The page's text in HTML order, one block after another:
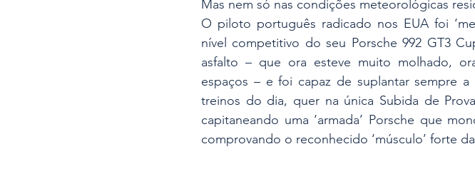
Mas nem só nas condições meteorológicas
O piloto português radicado nos EUA foi
nível competitivo do seu Porsche 992 GT3
asfalto – que ora esteve muito molhado,
espaços – e foi capaz de suplantar sempre
treinos do dia, quer na única Subida de
capitaneando uma ‘armada’ Porsche que
comprovando o reconhecido ‘músculo’ forte